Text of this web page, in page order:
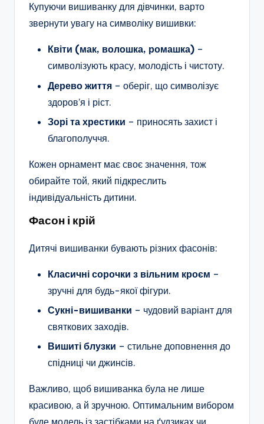
Купуючи вишиванку для дівчинки, варто
звернути увагу на символіку вишивки:
Квіти (мак, волошка, ромашка) –
символізують красу, молодість і чистоту.
Дерево життя – оберіг, що символізує
здоров’я і ріст.
Зорі та хрестики – приносять захист і
благополуччя.
Кожен орнамент має своє значення, тож
обирайте той, який підкреслить
індивідуальність дитини.
Фасон і крій
Дитячі вишиванки бувають різних фасонів:
Класичні сорочки з вільним кроєм –
зручні для будь-якої фігури.
Сукні-вишиванки – чудовий варіант для
святкових заходів.
Вишиті блузки – стильне доповнення до
спідниці чи джинсів.
Важливо, щоб вишиванка була не лише
красивою, а й зручною. Оптимальним вибором
буде модель із застібками на ґудзиках чи